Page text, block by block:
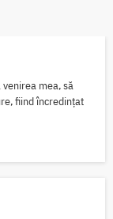
venirea mea, să
fiind încredințat